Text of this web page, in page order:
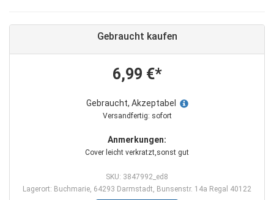
Gebraucht kaufen
6,99 €*
Gebraucht, Akzeptabel
Versandfertig: sofort
Anmerkungen:
Cover leicht verkratzt,sonst gut
SKU: 3847992_ed8
Lagerort: Buchmarie, 64293 Darmstadt, Bunsenstr. 14a Regal 40122